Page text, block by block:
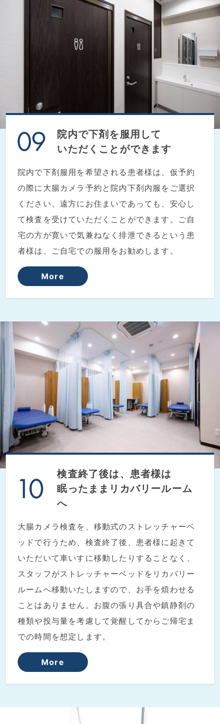
院内で下剤を服用して
いただくことができます
院内で下剤服用を希望される患者様は、仮予約
の際に大腸カメラ予約と院内下剤内服をご選択
ください。遠方にお住まいであっても、安心し
て検査を受けていただくことができます。ご自
宅の方が寛いで気兼ねなく排泄できるという患
者様は、ご自宅での服用をお勧めします。
More
検査終了後は、患者様は
眠ったままリカバリールーム
へ
大腸カメラ検査を、移動式のストレッチャーベ
ッドで行うため、検査終了後、患者様に起きて
いただいて車いすに移動したりすることなく、
スタッフがストレッチャーベッドをリカバリー
ルームへ移動いたしますので、お手を煩わせる
ことはありません。お腹の張り具合や鎮静剤の
種類や投与量を考慮して覚醒してからご帰宅ま
での時間を想定します。
More